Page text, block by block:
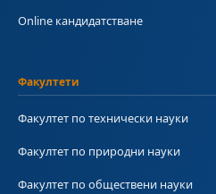
Online кандидатстване
Факултети
Факултет по технически науки
Факултет по природни науки
Факултет по обществени науки